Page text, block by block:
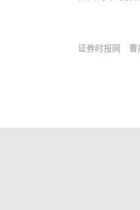
证券时报网 曹